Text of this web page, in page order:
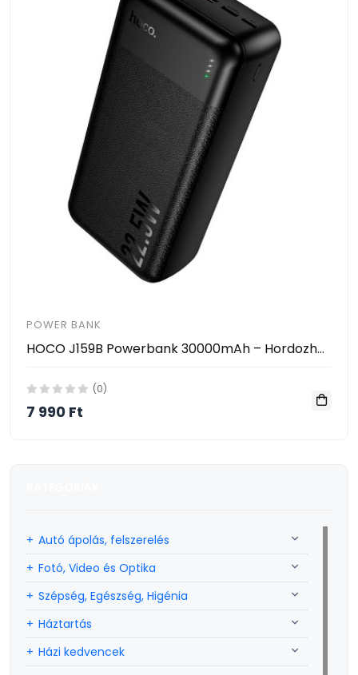
POWER BANK
HOCO J159B Powerbank 30000mAh – Hordozható Gyorstöltő PD/QC Támogatással, 22.5W, 2×USB + Type-C
(0)
7 990 Ft
Autó ápolás, felszerelés
Fotó, Video és Optika
Szépség, Egészség, Higénia
Háztartás
Házi kedvencek